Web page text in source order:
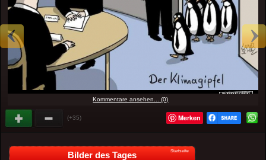
Kommentare ansehen... (0)
(+35) Merken
Bilder des Tages Startseite